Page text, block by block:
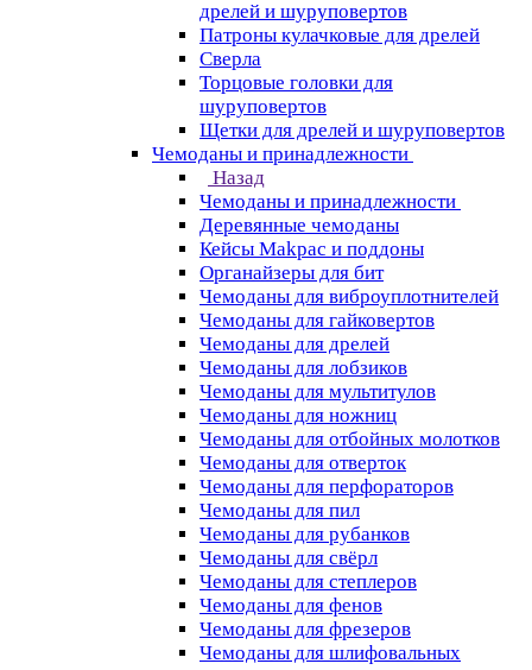
дрелей и шуруповертов
Патроны кулачковые для дрелей
Сверла
Торцовые головки для
шуруповертов
Щетки для дрелей и шуруповертов
Чемоданы и принадлежности
Назад
Чемоданы и принадлежности
Деревянные чемоданы
Кейсы Makpac и поддоны
Органайзеры для бит
Чемоданы для виброуплотнителей
Чемоданы для гайковертов
Чемоданы для дрелей
Чемоданы для лобзиков
Чемоданы для мультитулов
Чемоданы для ножниц
Чемоданы для отбойных молотков
Чемоданы для отверток
Чемоданы для перфораторов
Чемоданы для пил
Чемоданы для рубанков
Чемоданы для свёрл
Чемоданы для степлеров
Чемоданы для фенов
Чемоданы для фрезеров
Чемоданы для шлифовальных